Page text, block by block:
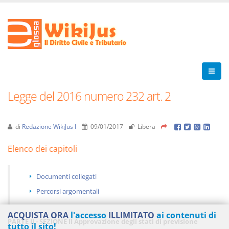
Legge del 2016 numero 232 art. 2
di Redazione WikiJus I 09/01/2017 Libera
Elenco dei capitoli
Documenti collegati
Percorsi argomentali
PARTE II - SEZIONE II Approvazione degli stati di previsione
ACQUISTA ORA l'accesso ILLIMITATO ai contenuti di
tutto il sito!